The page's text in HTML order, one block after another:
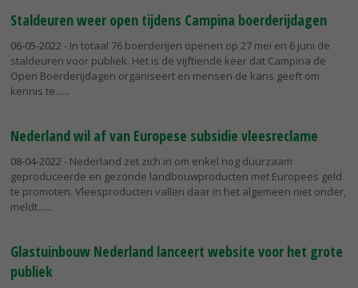
Staldeuren weer open tijdens Campina boerderijdagen
06-05-2022 - In totaal 76 boerderijen openen op 27 mei en 6 juni de
staldeuren voor publiek. Het is de vijftiende keer dat Campina de
Open Boerderijdagen organiseert en mensen de kans geeft om
kennis te...
Nederland wil af van Europese subsidie vleesreclame
08-04-2022 - Nederland zet zich in om enkel nog duurzaam
geproduceerde en gezonde landbouwproducten met Europees geld
te promoten. Vleesproducten vallen daar in het algemeen niet onder,
meldt...
Glastuinbouw Nederland lanceert website voor het grote
publiek